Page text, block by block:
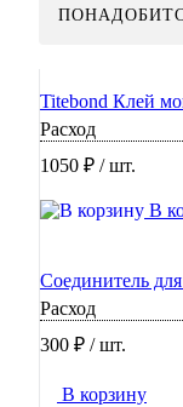
Titebond Клей
Расход
1050 ₽ / шт.
В
Соединитель
Расход
300 ₽ / шт.
В корзину